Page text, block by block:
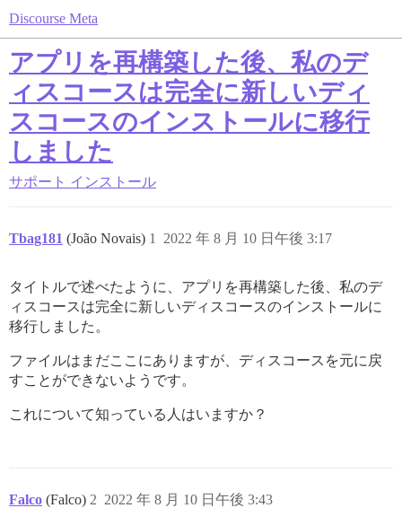
Discourse Meta
アプリを再構築した後、私のデ
ィスコースは完全に新しいディ
スコースのインストールに移行
しました
サポート インストール
Tbag181 (João Novais) 2022 年 8 月 10 日午後 3:17
1
タイトルで述べたように、アプリを再構築した後、私のデ
ィスコースは完全に新しいディスコースのインストールに
移行しました。
ファイルはまだここにありますが、ディスコースを元に戻
すことができないようです。
これについて知っている人はいますか？
Falco (Falco) 2022 年 8 月 10 日午後 3:43
2